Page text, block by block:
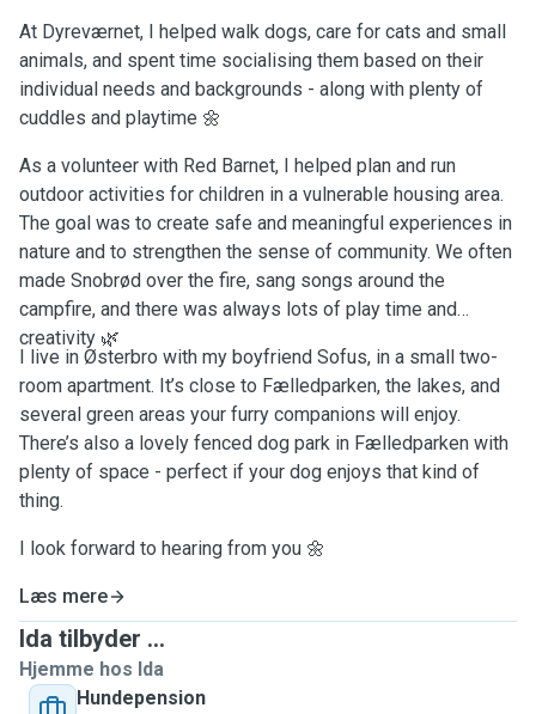
At Dyreværnet, I helped walk dogs, care for cats and small
animals, and spent time socialising them based on their
individual needs and backgrounds - along with plenty of
cuddles and playtime 🌼
As a volunteer with Red Barnet, I helped plan and run
outdoor activities for children in a vulnerable housing area.
The goal was to create safe and meaningful experiences in
nature and to strengthen the sense of community. We often
made Snobrød over the fire, sang songs around the
campfire, and there was always lots of play time and
creativity 🌿
I live in Østerbro with my boyfriend Sofus, in a small two-
room apartment. It’s close to Fælledparken, the lakes, and
several green areas your furry companions will enjoy.
There’s also a lovely fenced dog park in Fælledparken with
plenty of space - perfect if your dog enjoys that kind of
thing.
I look forward to hearing from you 🌼
Læs mere
Ida tilbyder ...
Hjemme hos Ida
Hundepension